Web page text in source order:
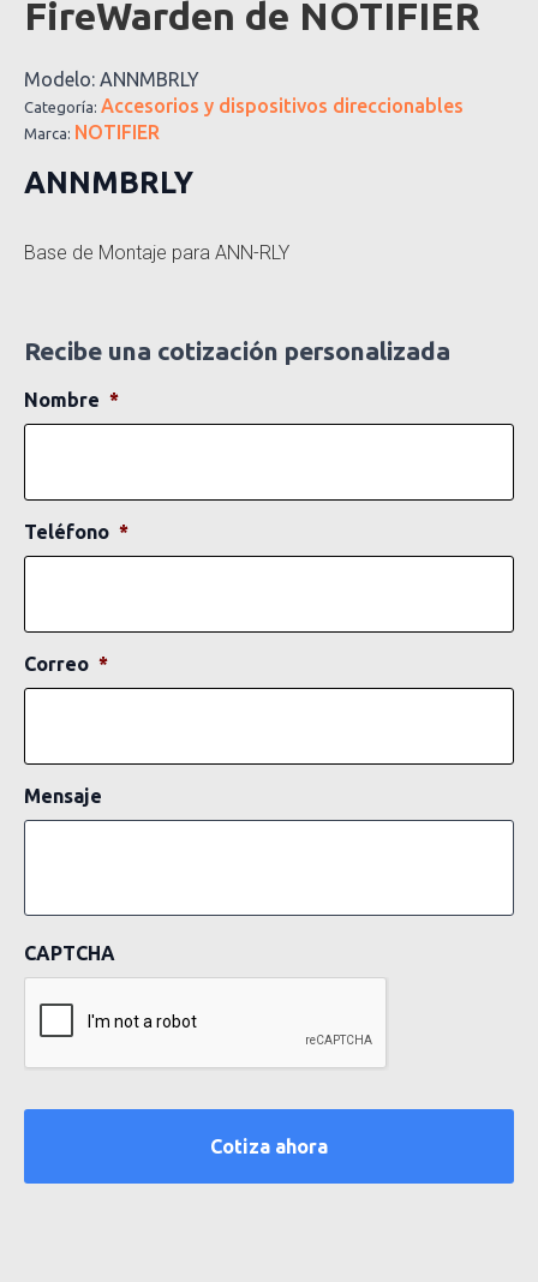
FireWarden de NOTIFIER
Modelo: ANNMBRLY
Categoría: Accesorios y dispositivos direccionables
Marca: NOTIFIER
ANNMBRLY
Base de Montaje para ANN-RLY
Recibe una cotización personalizada
Nombre *
Teléfono *
Correo *
Mensaje
CAPTCHA